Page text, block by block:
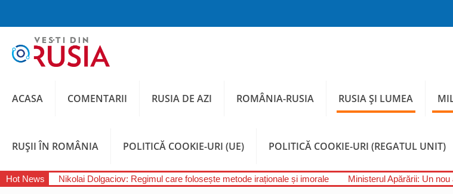
ACASA COMENTARII RUSIA DE AZI ROMÂNIA-RUSIA RUSIA ȘI LUMEA
RUȘII ÎN ROMÂNIA POLITICĂ COOKIE-URI (UE) POLITICĂ COOKIE-URI (REGATUL UNIT)
Hot News Nikolai Dolgaciov: Regimul care folosește metode iraționale și imorale Ministerul Apărării: Un